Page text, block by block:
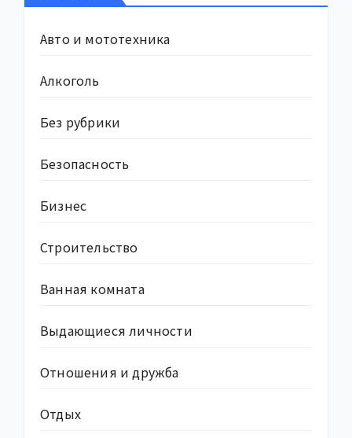
Авто и мототехника
Алкоголь
Без рубрики
Безопасность
Бизнес
Строительство
Ванная комната
Выдающиеся личности
Отношения и дружба
Отдых